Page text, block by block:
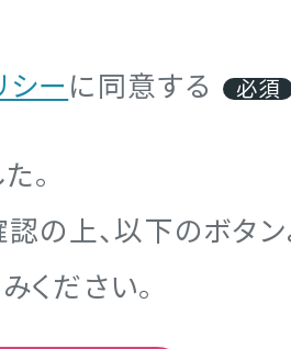
シー に同意する 必須
。
の上、以下のボタン
ださい。